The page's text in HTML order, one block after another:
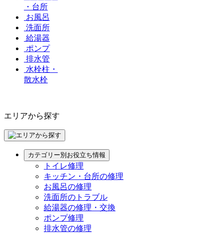
・台所
お風呂
洗面所
給湯器
ポンプ
排水管
水栓柱・
散水栓
エリアから探す
カテゴリー別お役立ち情報
トイレ修理
キッチン・台所の修理
お風呂の修理
洗面所のトラブル
給湯器の修理・交換
ポンプ修理
排水管の修理